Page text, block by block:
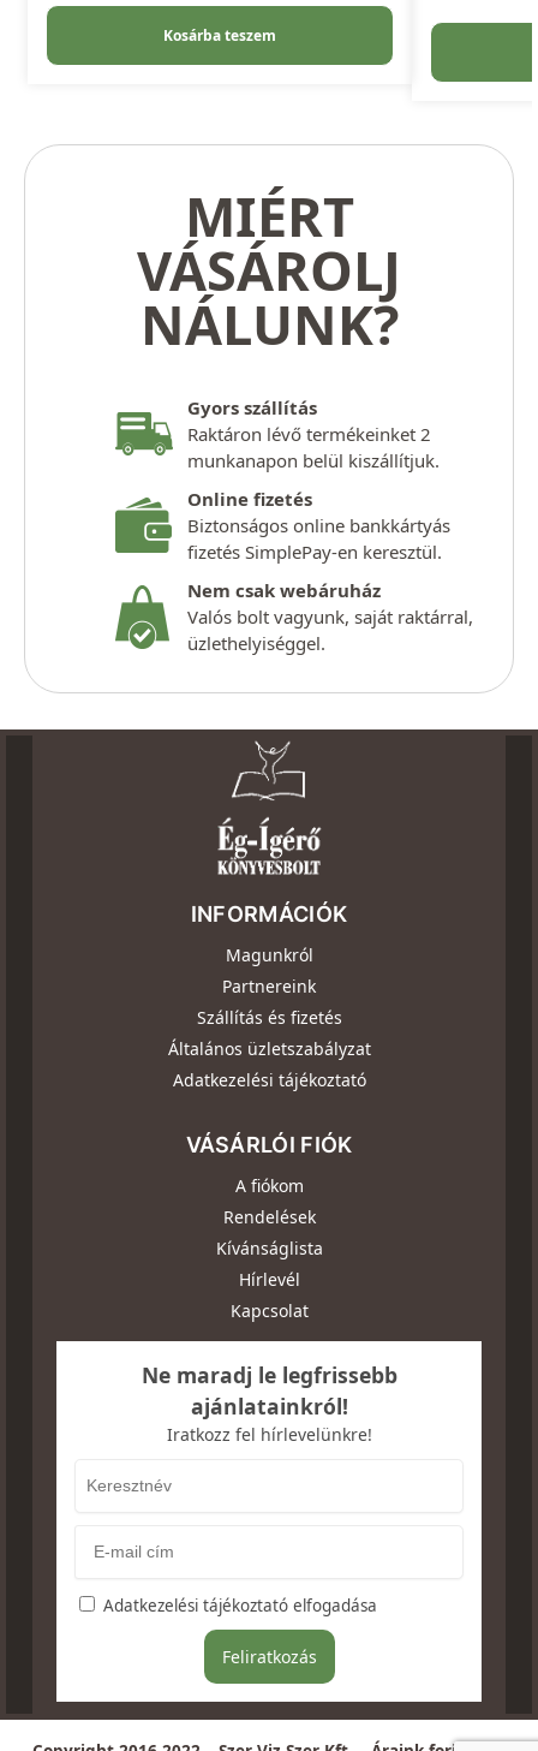
Kosárba teszem
MIÉRT
VÁSÁROLJ
NÁLUNK?
Gyors szállítás
Raktáron lévő termékeinket 2
munkanapon belül kiszállítjuk.
Online fizetés
Biztonságos online bankkártyás
fizetés SimplePay-en keresztül.
Nem csak webáruház
Valós bolt vagyunk, saját raktárral,
üzlethelyiséggel.
INFORMÁCIÓK
Magunkról
Partnereink
Szállítás és fizetés
Általános üzletszabályzat
Adatkezelési tájékoztató
VÁSÁRLÓI FIÓK
A fiókom
Rendelések
Kívánságlista
Hírlevél
Kapcsolat
Ne maradj le legfrissebb
ajánlatainkról!
Iratkozz fel hírlevelünkre!
Adatkezelési tájékoztató elfogadása